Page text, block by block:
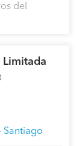
del
Limitada
Santiago